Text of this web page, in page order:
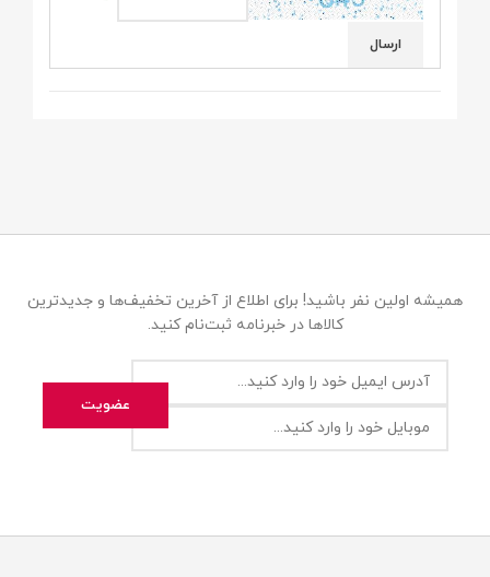
همیشه اولین نفر باشید! برای اطلاع از آخرین تخفیف‌ها و جدیدترین
کالاها در خبرنامه ثبت‌نام کنید.